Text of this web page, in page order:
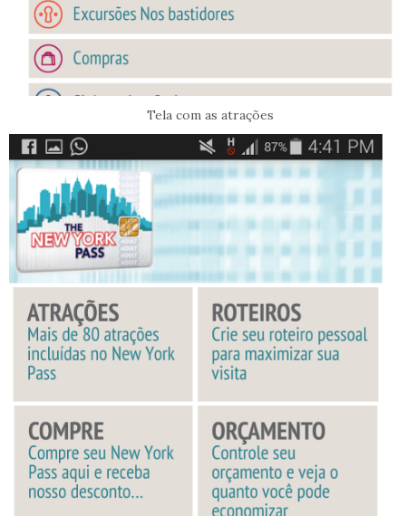
Tela com as atrações